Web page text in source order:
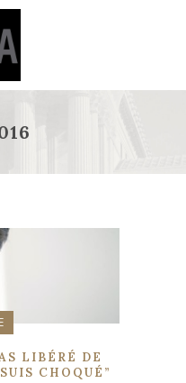
LIBÉRÉ DE
CHOQUÉ”